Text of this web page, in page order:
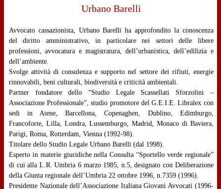
Urbano Barelli
Avvocato cassazionista, Urbano Barelli ha approfondito la conoscenza
del diritto amministrativo, in particolare nei settori delle libere
professioni, avvocatura e magistratura, dell’urbanistica, dell’edilizia e
dell’ambiente.
Svolge attività di consulenza e supporto nel settore dei rifiuti, energie
rinnovabili, beni culturali, biodiversità e criticità ambientali.
Partner fondatore dello “Studio Legale Scassellati Sforzolini –
Associazione Professionale”, studio promotore del G.E.I.E. Libralex con
sedi in Atene, Barcellona, Copenaghen, Dublino, Edimburgo,
Francoforte, Lilla, Londra, Lussemburgo, Madrid, Monaco di Baviera,
Parigi, Roma, Rotterdam, Vienna (1992-98).
Titolare dello Studio Legale Urbano Barelli (dal 1998).
Esperto in materie giuridiche nella Consulta “Sportello verde regionale”
di cui alla L.R. Umbria 6 marzo 1985, n.5, designato con Deliberazione
della Giunta regionale dell’Umbria 22 ottobre 1996, n.7359 (1996).
Presidente Nazionale dell’Associazione Italiana Giovani Avvocati (1996-